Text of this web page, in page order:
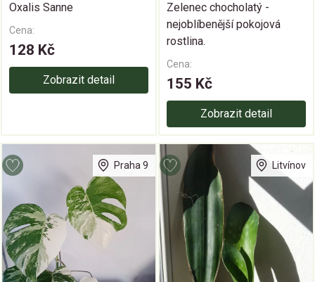
Oxalis Sanne
Cena:
128 Kč
Zobrazit detail
Zelenec chocholatý -
nejoblíbenější pokojová
rostlina.
Cena:
155 Kč
Zobrazit detail
Praha 9 Litvínov